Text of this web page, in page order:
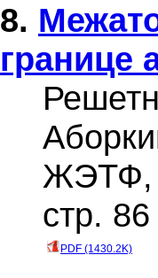
8.
ЖЭТФ,
стр. 86
PDF (1430.2K)